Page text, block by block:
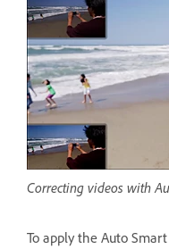
Correcting videos with
To apply the Auto